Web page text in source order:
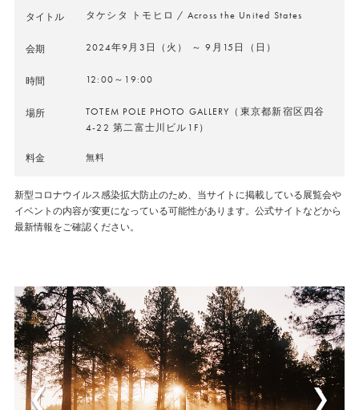
タイトル タケシタ トモヒロ / Across the United States
会期 2024年9月3日（火） ～ 9月15日（日）
時間 12:00～19:00
場所
TOTEM POLE PHOTO GALLERY（東京都新宿区四谷
4-22 第二富士川ビル1F）
料金 無料
新型コロナウイルス感染拡大防止のため、当サイトに掲載している展覧会や
イベントの内容が変更になっている可能性があります。公式サイトなどから
最新情報をご確認ください。